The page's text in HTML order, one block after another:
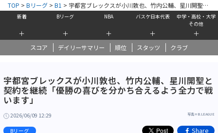
新着
＋
Bリーグ
＋
NBA
＋
バスケ日本代表
＋
中学・高校・大学
その他
＋
スコア デイリーサマリー 順位 スタッツ クラブ
TOP > Bリーグ > B1 > 宇都宮ブレックスが小川敦也、竹内公輔、星川開聖と
契約を継続「優勝の喜びを分かち合えるよう全力で戦います」
宇都宮ブレックスが小川敦也、竹内公輔、星川開聖と
契約を継続「優勝の喜びを分かち合えるよう全力で戦
います」
2026/06/09 12:29 写真＝B.LEAGUE
Bリーグ Share